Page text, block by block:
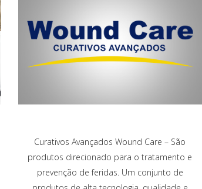
Curativos Avançados Wound Care – São
produtos direcionado para o tratamento e
prevenção de feridas. Um conjunto de